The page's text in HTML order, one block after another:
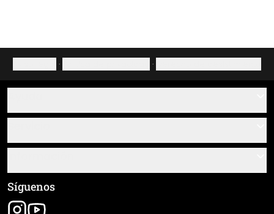
· ·
Sobre nosotros
Resumen de materiales
Seguimiento de envío
Términos y condiciones generales (CGC)
Aviso legal
Síguenos